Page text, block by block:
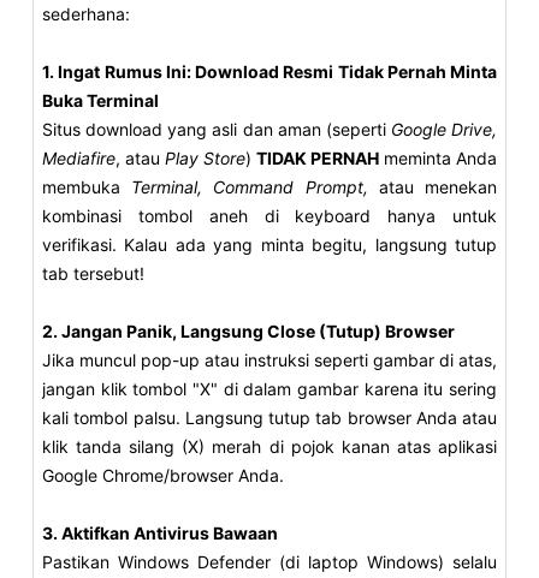
sederhana:
1. Ingat Rumus Ini: Download Resmi Tidak Pernah Minta
Buka Terminal
Situs download yang asli dan aman (seperti Google Drive,
Mediafire, atau Play Store) TIDAK PERNAH meminta Anda
membuka Terminal, Command Prompt, atau menekan
kombinasi tombol aneh di keyboard hanya untuk
verifikasi. Kalau ada yang minta begitu, langsung tutup
tab tersebut!
2. Jangan Panik, Langsung Close (Tutup) Browser
Jika muncul pop-up atau instruksi seperti gambar di atas,
jangan klik tombol "X" di dalam gambar karena itu sering
kali tombol palsu. Langsung tutup tab browser Anda atau
klik tanda silang (X) merah di pojok kanan atas aplikasi
Google Chrome/browser Anda.
3. Aktifkan Antivirus Bawaan
Pastikan Windows Defender (di laptop Windows) selalu